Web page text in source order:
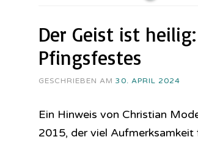
Der Geist ist
Pfingsfestes
GESCHRIEBEN AM 30. APRIL 2024
Ein Hinweis von Christian
2015, der viel Aufmerksamkeit